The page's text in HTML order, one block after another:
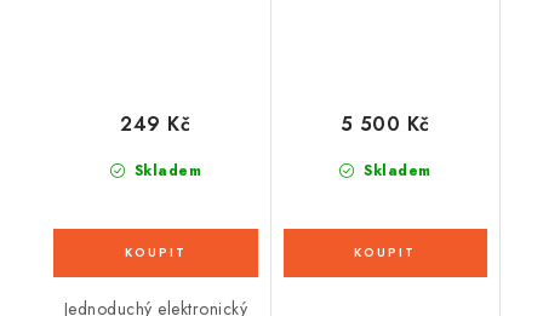
Skladem
249 Kč
Jednoduchý elektronický
Skladem
5 500 Kč